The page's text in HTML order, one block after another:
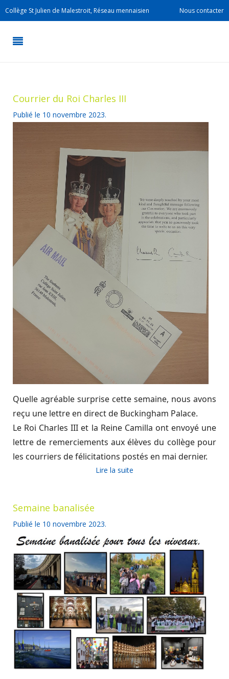
Collège St Julien de Malestroit, Réseau mennaisien Nous contacter
Courrier du Roi Charles III
Publié le 10 novembre 2023.
Quelle agréable surprise cette semaine, nous avons
reçu une lettre en direct de Buckingham Palace.
Le Roi Charles III et la Reine Camilla ont envoyé une
lettre de remerciements aux élèves du collège pour
les courriers de félicitations postés en mai dernier.
Lire la suite
Semaine banalisée
Publié le 10 novembre 2023.